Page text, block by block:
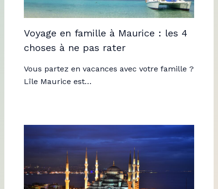
Voyage en famille à Maurice : les 4
choses à ne pas rater
Vous partez en vacances avec votre famille ?
Lîle Maurice est…